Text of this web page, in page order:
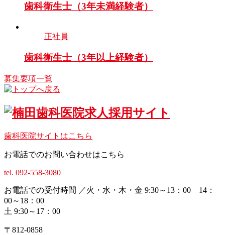
歯科衛生士（3年未満経験者）
正社員
歯科衛生士（3年以上経験者）
募集要項一覧
歯科医院サイトはこちら
お電話でのお問い合わせはこちら
tel. 092-558-3080
お電話での受付時間 ／火・水・木・金 9:30～13：00 14：
00～18：00
土 9:30～17：00
〒812-0858